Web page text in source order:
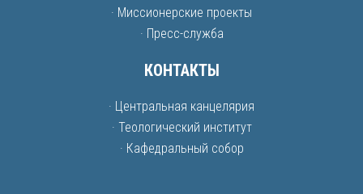
· Миссионерские проекты
· Пресс-служба
КОНТАКТЫ
· Центральная канцелярия
· Теологический институт
· Кафедральный собор